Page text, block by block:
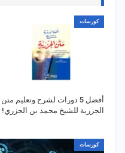
كورسات
أفضل 5 دورات لشرح وتعليم متن
الجزرية للشيخ محمد بن الجزري!
كورسات